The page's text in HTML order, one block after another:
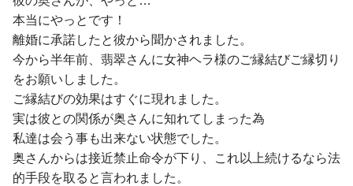
本当にやっとです！
離婚に承諾したと彼から聞かされました。
今から半年前、翡翠さんに女神ヘラ様のご縁結びご縁切り
をお願いしました。
ご縁結びの効果はすぐに現れました。
実は彼との関係が奥さんに知れてしまった為
私達は会う事も出来ない状態でした。
奥さんからは接近禁止命令が下り、これ以上続けるなら法
的手段を取ると言われました。